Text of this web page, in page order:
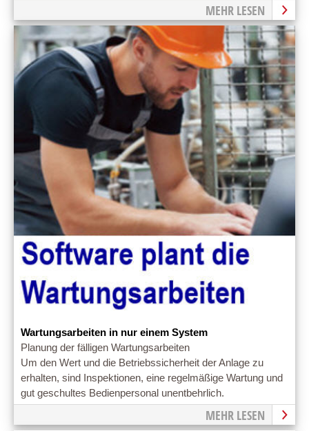
MEHR LESEN
Wartungsarbeiten in nur einem System
Planung der fälligen Wartungsarbeiten
Um den Wert und die Betriebssicherheit der Anlage zu
erhalten, sind Inspektionen, eine regelmäßige Wartung und
gut geschultes Bedienpersonal unentbehrlich.
MEHR LESEN